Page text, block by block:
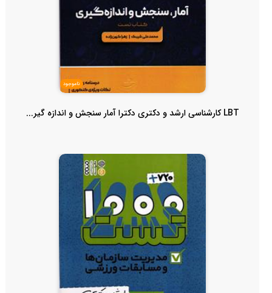
ناموجود
LBT کارشناسی ارشد و دکتری دکترا آمار سنجش و اندازه گیر...